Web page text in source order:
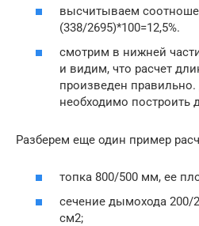
высчитываем
(338/2695)*100=12,5%.
смотрим в нижней
и видим, что расчет
произведен
необходимо
Разберем еще один пример
топка 800/500 мм, ее
сечение дымохода
см2;